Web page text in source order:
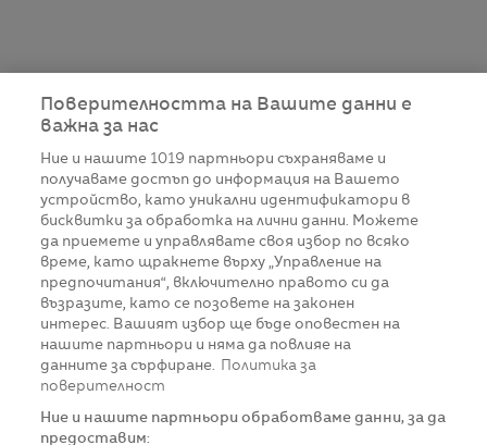
Поверителността на Вашите данни е
важна за нас
Ние и нашите 1019 партньори съхраняваме и
получаваме достъп до информация на Вашето
устройство, като уникални идентификатори в
бисквитки за обработка на лични данни. Можете
да приемете и управлявате своя избор по всяко
време, като щракнете върху „Управление на
предпочитания“, включително правото си да
възразите, като се позовете на законен
интерес. Вашият избор ще бъде оповестен на
нашите партньори и няма да повлияе на
данните за сърфиране.
Политика за
поверителност
Ние и нашите партньори обработваме данни, за да
предоставим: